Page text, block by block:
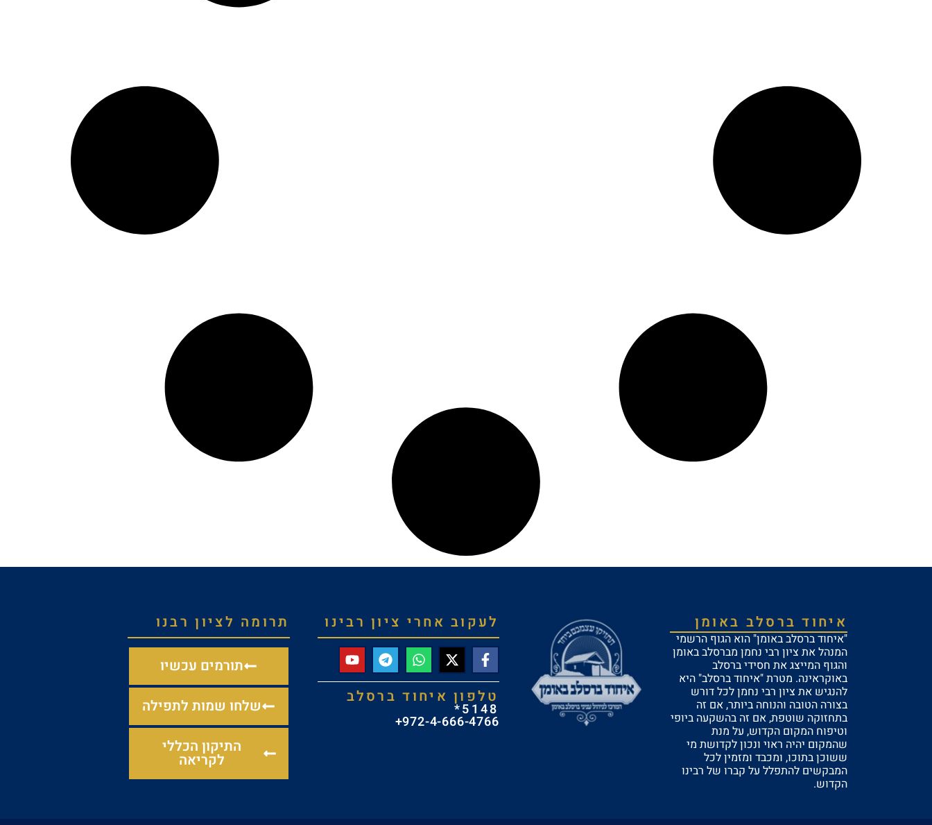
איחוד ברסלב באומן
"איחוד ברסלב באומן" הוא הגוף הרשמי
המנהל את ציון רבי נחמן מברסלב באומן
והגוף המייצג את חסידי ברסלב
באוקראינה. מטרת "איחוד ברסלב" היא
להנגיש את ציון רבי נחמן לכל דורש
בצורה הטובה והנוחה ביותר, אם זה
בתחזוקה שוטפת, אם זה בהשקעה ביופי
וטיפוח המקום הקדוש, על מנת
שהמקום יהיה ראוי ונכון לקדושת מי
ששוכן בתוכו, ומכבד ומזמין לכל
המבקשים להתפלל על קברו של רבינו
הקדוש.
לעקוב אחרי ציון רבינו
טלפון איחוד ברסלב
5148*
972-4-666-4766+
תרומה לציון רבנו
תורמים עכשיו
שלחו שמות לתפילה
התיקון הכללי
לקריאה